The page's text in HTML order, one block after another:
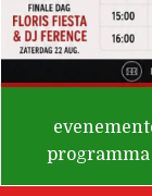
De
programma